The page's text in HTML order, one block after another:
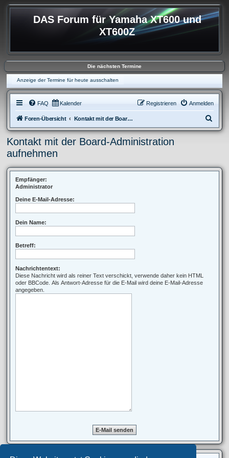
DAS Forum für Yamaha XT600 und
XT600Z
Die nächsten Termine
Anzeige der Termine für heute ausschalten
FAQ Kalender Anmelden
Registrieren
Foren-Übersicht Kontakt mit der Board-Administration aufnehmen
u
e
Kontakt mit der Board-Administration
aufnehmen
Empfänger:
Administrator
Deine E-Mail-Adresse:
Dein Name:
Betreff:
Nachrichtentext:
Diese Nachricht wird als reiner Text verschickt, verwende daher kein HTML
oder BBCode. Als Antwort-Adresse für die E-Mail wird deine E-Mail-Adresse
angegeben.